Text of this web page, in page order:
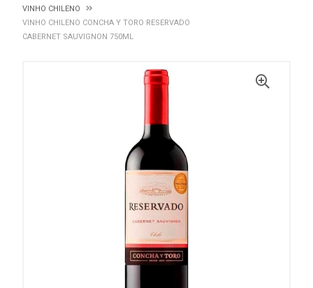
VINHO CHILENO
VINHO CHILENO CONCHA Y TORO RESERVADO
CABERNET SAUVIGNON 750ML